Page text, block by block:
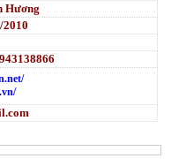
Hương
2010